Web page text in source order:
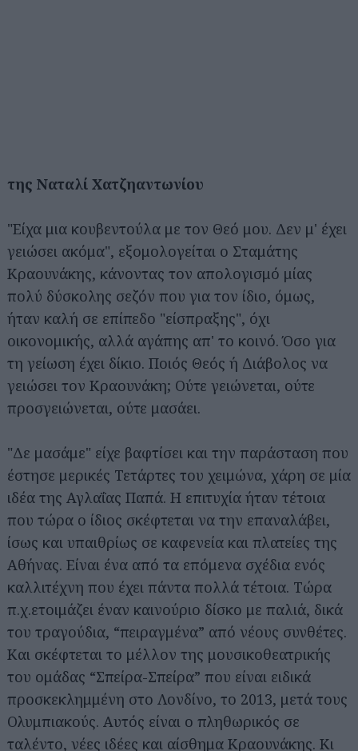
της Ναταλί Χατζηαντωνίου
"Είχα μια κουβεντούλα με τον Θεό μου. Δεν μ' έχει
γειώσει ακόμα", εξομολογείται ο Σταμάτης
Κραουνάκης, κάνοντας τον απολογισμό μίας
πολύ δύσκολης σεζόν που για τον ίδιο, όμως,
ήταν καλή σε επίπεδο "είσπραξης", όχι
οικονομικής, αλλά αγάπης απ' το κοινό. Όσο για
τη γείωση έχει δίκιο. Ποιός Θεός ή Διάβολος να
γειώσει τον Κραουνάκη; Ούτε γειώνεται, ούτε
προσγειώνεται, ούτε μασάει.
"Δε μασάμε" είχε βαφτίσει και την παράσταση που
έστησε μερικές Τετάρτες του χειμώνα, χάρη σε μία
ιδέα της Αγλαΐας Παπά. Η επιτυχία ήταν τέτοια
που τώρα ο ίδιος σκέφτεται να την επαναλάβει,
ίσως και υπαιθρίως σε καφενεία και πλατείες της
Αθήνας. Είναι ένα από τα επόμενα σχέδια ενός
καλλιτέχνη που έχει πάντα πολλά τέτοια. Τώρα
π.χ.ετοιμάζει έναν καινούριο δίσκο με παλιά, δικά
του τραγούδια, “πειραγμένα” από νέους συνθέτες.
Και σκέφτεται το μέλλον της μουσικοθεατρικής
του ομάδας “Σπείρα-Σπείρα” που είναι ειδικά
προσκεκλημμένη στο Λονδίνο, το 2013, μετά τους
Ολυμπιακούς. Αυτός είναι ο πληθωρικός σε
ταλέντο, νέες ιδέες και αίσθημα Κραουνάκης. Κι